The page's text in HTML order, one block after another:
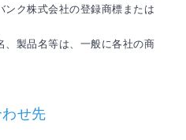
ク株式会社の登録商標または
、製品名等は、一般に各社の商
せ先